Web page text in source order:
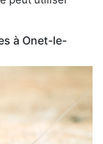
à Onet-le-